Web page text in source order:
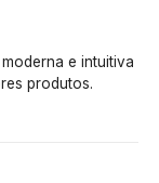
e intuitiva
produtos.